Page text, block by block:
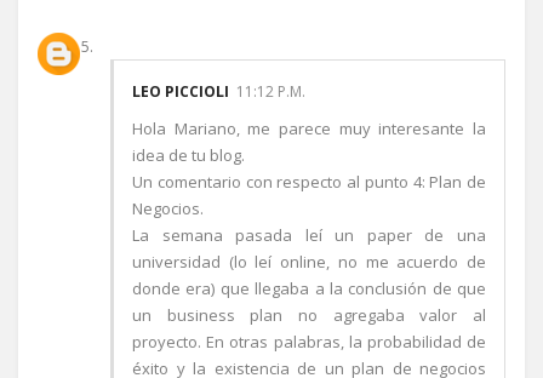
LEO PICCIOLI 11:12 P.M.
Hola Mariano, me parece muy interesante la
idea de tu blog.
Un comentario con respecto al punto 4: Plan de
Negocios.
La semana pasada leí un paper de una
universidad (lo leí online, no me acuerdo de
donde era) que llegaba a la conclusión de que
un business plan no agregaba valor al
proyecto. En otras palabras, la probabilidad de
éxito y la existencia de un plan de negocios